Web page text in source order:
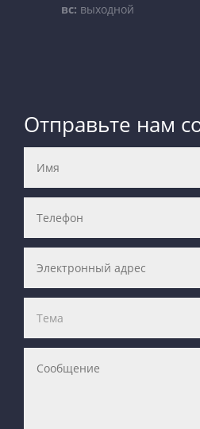
вс: выходной
Отправьте нам